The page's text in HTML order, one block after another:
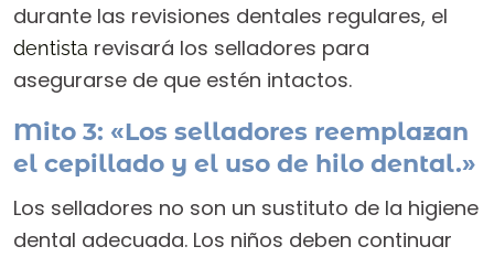
durante las revisiones dentales regulares, el
dentista revisará los selladores para
asegurarse de que estén intactos.
Mito 3: «Los selladores reemplazan
el cepillado y el uso de hilo dental.»
Los selladores no son un sustituto de la higiene
dental adecuada. Los niños deben continuar